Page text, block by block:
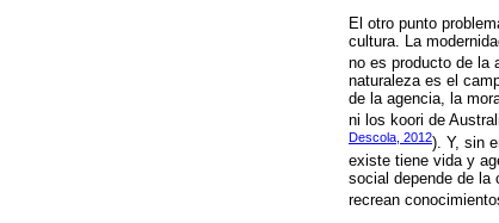
El otro punto
cultura. La
no es producto de la
naturaleza es el
de la agencia, la
ni los koori de
Descola, 2012). Y, sin
existe tiene vida y
social depende de la
recrean